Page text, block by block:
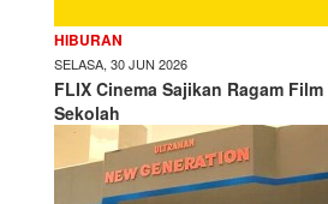
HIBURAN
SELASA, 30 JUN 2026
FLIX Cinema Sajikan Ragam
Sekolah